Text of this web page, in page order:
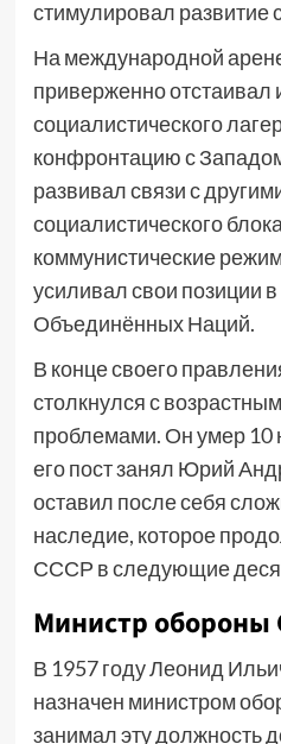
стимулировал развитие
На международной
приверженно
социалистического
конфронтацию с
развивал связи с
социалистического
коммунистические
усиливал свои позиции
Объединённых Наций.
В конце своего
столкнулся с
проблемами. Он умер 10
его пост занял Юрий
оставил после себя
наследие, которое
СССР в следующие
Министр обороны
В 1957 году Леонид
назначен министром
занимал эту должность